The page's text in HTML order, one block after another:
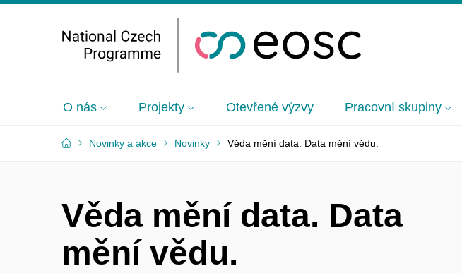
O nás Projekty Otevřené výzvy Pracovní skupiny
Novinky a akce Novinky Věda mění data. Data mění vědu.
Věda mění data. Data
mění vědu.